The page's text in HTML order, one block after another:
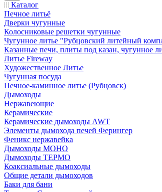
Каталог
Печное литьё
Дверки чугунные
Колосниковые решетки чугунные
Чугунное литье "Рубцовский литейный
Казанные печи, плиты под казан, чугунное
Литье Fireway
Художественное Литье
Чугунная посуда
Печное-каминное литье (Рубцовск)
Дымоходы
Нержавеющие
Керамические
Керамические дымоходы AWT
Элементы дымохода печей Ферингер
Феникс нержавейка
Дымоходы МОНО
Дымоходы ТЕРМО
Коаксиальные дымоходы
Общие детали дымоходов
Баки для бани